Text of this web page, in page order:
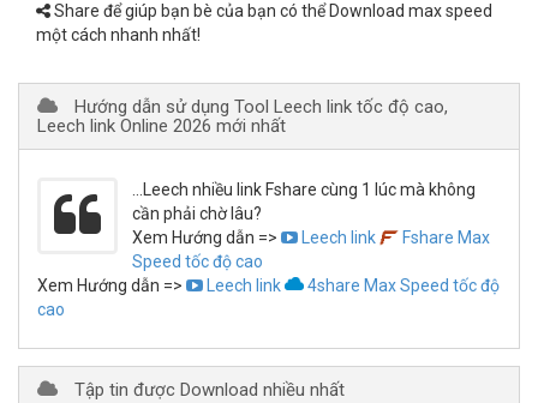
Share để giúp bạn bè của bạn có thể Download max speed
một cách nhanh nhất!
Hướng dẫn sử dụng Tool Leech link tốc độ cao,
Leech link Online 2026 mới nhất
...Leech nhiều link Fshare cùng 1 lúc mà không
cần phải chờ lâu?
Xem Hướng dẫn =>
Leech link
Fshare Max
Speed tốc độ cao
Xem Hướng dẫn =>
Leech link
4share Max Speed tốc độ
cao
Tập tin được Download nhiều nhất